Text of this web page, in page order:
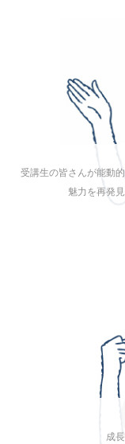
受講生の皆さんが能動
魅力を再発
成